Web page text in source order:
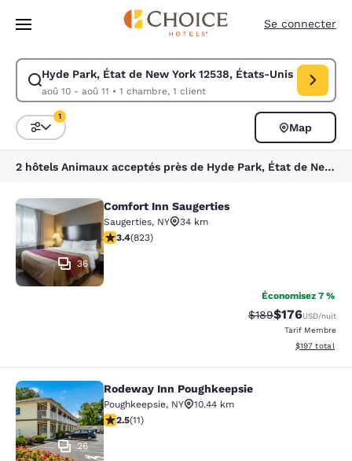
Sauter à Contenu Principal
Se connecter
Hyde Park, État de New York 12538, États-Unis
aoû 10 - aoû 11 • 1 chambre, 1 client
Modifier la recherche pour Hyde Park, État de New York 12538,
Triez et filtrez
1
Map
2 hôtels Animaux acceptés près de Hyde Park, État de New York 12538, États-Unis correspondent à vos filtres
Comfort Inn Saugerties
36
Comfort Inn Saugerties
Saugerties, NY
34 km
3.43 étoiles. Bien. 823 commentaires
3.4(823)
Économisez 7 %
Tarif barré :
$189Tarif réduit :
$176USD/nuit
Tarif Membre
Afficher les
$197 total
Rodeway Inn Poughkeepsie
26
Rodeway Inn Poughkeepsie
Poughkeepsie, NY
10.44 km
2.45 étoiles. Moyen. 11 commentaires
2.5(11)